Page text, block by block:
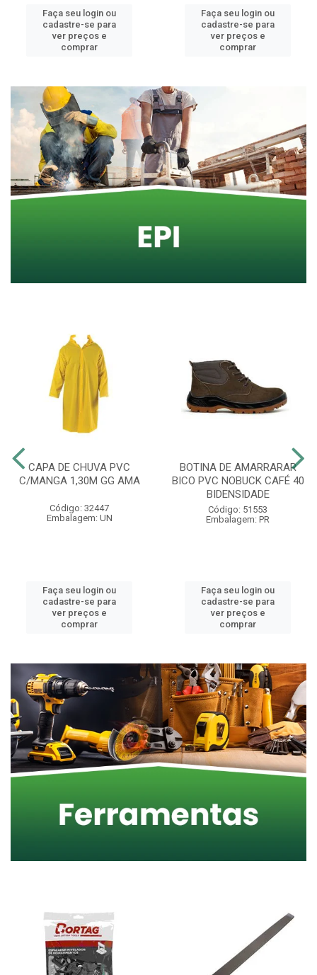
Faça seu login ou
cadastre-se para
ver preços e
comprar
Faça seu login ou
cadastre-se para
ver preços e
comprar
CAPA DE CHUVA PVC
C/MANGA 1,30M GG AMA
Código: 32447
Embalagem: UN
Faça seu login ou
cadastre-se para
ver preços e
comprar
BOTINA DE AMARRARAR
BICO PVC NOBUCK CAFÉ 40
BIDENSIDADE
Código: 51553
Embalagem: PR
Faça seu login ou
cadastre-se para
ver preços e
comprar